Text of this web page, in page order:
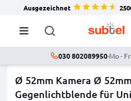
Ausgezeichnet
030 802089950·Mo -
Ø 52mm Kamera Ø 52mm
Gegenlichtblende für